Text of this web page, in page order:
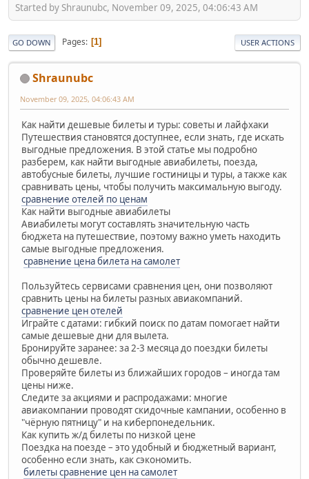
Started by Shraunubc, November 09, 2025, 04:06:43 AM
GO DOWN Pages 1 USER ACTIONS
Shraunubc
November 09, 2025, 04:06:43 AM
Как найти дешевые билеты и туры: советы и лайфхаки
Путешествия становятся доступнее, если знать, где искать
выгодные предложения. В этой статье мы подробно
разберем, как найти выгодные авиабилеты, поезда,
автобусные билеты, лучшие гостиницы и туры, а также как
сравнивать цены, чтобы получить максимальную выгоду.
сравнение отелей по ценам
Как найти выгодные авиабилеты
Авиабилеты могут составлять значительную часть
бюджета на путешествие, поэтому важно уметь находить
самые выгодные предложения.
сравнение цена билета на самолет
Пользуйтесь сервисами сравнения цен, они позволяют
сравнить цены на билеты разных авиакомпаний.
сравнение цен отелей
Играйте с датами: гибкий поиск по датам помогает найти
самые дешевые дни для вылета.
Бронируйте заранее: за 2-3 месяца до поездки билеты
обычно дешевле.
Проверяйте билеты из ближайших городов – иногда там
цены ниже.
Следите за акциями и распродажами: многие
авиакомпании проводят скидочные кампании, особенно в
"чёрную пятницу" и на киберпонедельник.
Как купить ж/д билеты по низкой цене
Поездка на поезде – это удобный и бюджетный вариант,
особенно если знать, как сэкономить.
билеты сравнение цен на самолет